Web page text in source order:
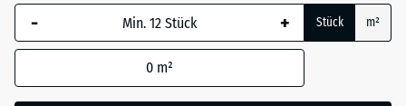
Schiefergrau - 0,50 €
Ziegelrot - 0,50 €
- + Stück m²
0 m²